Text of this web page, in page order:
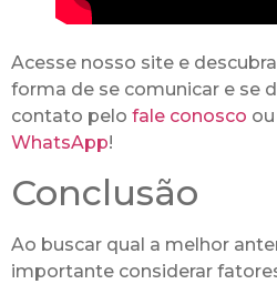
Acesse nosso site e
forma de se comunicar e se
contato pelo fale conosco
WhatsApp!
Conclusão
Ao buscar qual a melhor
importante considerar